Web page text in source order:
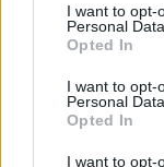
I want to opt-
Personal Data.
Opted In
I want to opt-
Personal
Opted In
I want to opt-